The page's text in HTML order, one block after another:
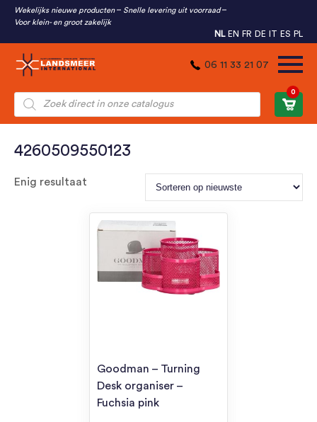
Wekelijks nieuwe producten
Snelle levering uit voorraad
Voor klein- en groot zakelijk
NL EN FR DE IT ES PL
06 11 33 21 07
Producten
zoeken
0
4260509550123
Enig resultaat
Goodman – Turning
Desk organiser –
Fuchsia pink